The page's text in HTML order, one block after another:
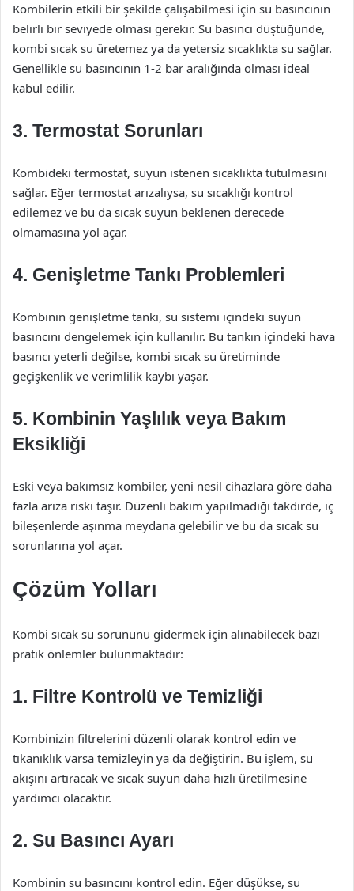
Kombilerin etkili bir şekilde çalışabilmesi için su basıncının
belirli bir seviyede olması gerekir. Su basıncı düştüğünde,
kombi sıcak su üretemez ya da yetersiz sıcaklıkta su sağlar.
Genellikle su basıncının 1-2 bar aralığında olması ideal
kabul edilir.
3. Termostat Sorunları
Kombideki termostat, suyun istenen sıcaklıkta tutulmasını
sağlar. Eğer termostat arızalıysa, su sıcaklığı kontrol
edilemez ve bu da sıcak suyun beklenen derecede
olmamasına yol açar.
4. Genişletme Tankı Problemleri
Kombinin genişletme tankı, su sistemi içindeki suyun
basıncını dengelemek için kullanılır. Bu tankın içindeki hava
basıncı yeterli değilse, kombi sıcak su üretiminde
geçişkenlik ve verimlilik kaybı yaşar.
5. Kombinin Yaşlılık veya Bakım
Eksikliği
Eski veya bakımsız kombiler, yeni nesil cihazlara göre daha
fazla arıza riski taşır. Düzenli bakım yapılmadığı takdirde, iç
bileşenlerde aşınma meydana gelebilir ve bu da sıcak su
sorunlarına yol açar.
Çözüm Yolları
Kombi sıcak su sorununu gidermek için alınabilecek bazı
pratik önlemler bulunmaktadır:
1. Filtre Kontrolü ve Temizliği
Kombinizin filtrelerini düzenli olarak kontrol edin ve
tıkanıklık varsa temizleyin ya da değiştirin. Bu işlem, su
akışını artıracak ve sıcak suyun daha hızlı üretilmesine
yardımcı olacaktır.
2. Su Basıncı Ayarı
Kombinin su basıncını kontrol edin. Eğer düşükse, su